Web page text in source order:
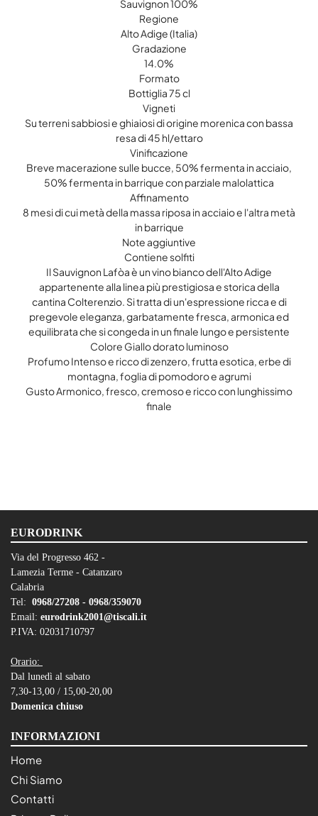
Sauvignon 100%
Regione
Alto Adige (Italia)
Gradazione
14.0%
Formato
Bottiglia 75 cl
Vigneti
Su terreni sabbiosi e ghiaiosi di origine morenica con bassa
resa di 45 hl/ettaro
Vinificazione
Breve macerazione sulle bucce, 50% fermenta in acciaio,
50% fermenta in barrique con parziale malolattica
Affinamento
8 mesi di cui metà della massa riposa in acciaio e l'altra metà
in barrique
Note aggiuntive
Contiene solfiti
Il Sauvignon Lafòa è un vino bianco dell'Alto Adige
appartenente alla linea più prestigiosa e storica della
cantina Colterenzio. Si tratta di un'espressione ricca e di
pregevole eleganza, garbatamente fresca, armonica ed
equilibrata che si congeda in un finale lungo e persistente
Colore Giallo dorato luminoso
Profumo Intenso e ricco di zenzero, frutta esotica, erbe di
montagna, foglia di pomodoro e agrumi
Gusto Armonico, fresco, cremoso e ricco con lunghissimo
finale
EURODRINK
Via del Progresso 462 -
Lamezia Terme - Catanzaro
Calabria
Tel: 0968/27208 - 0968/359070
Email: eurodrink2001@tiscali.it
P.IVA: 02031710797
Orario:
Dal lunedì al sabato
7,30-13,00 / 15,00-20,00
Domenica chiuso
INFORMAZIONI
Home
Chi Siamo
Contatti